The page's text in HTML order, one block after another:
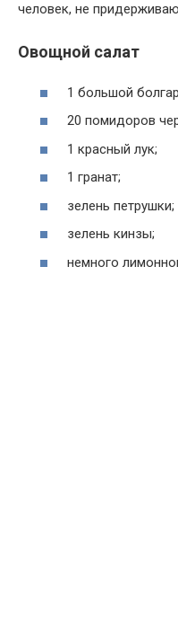
человек, не
Овощной салат
1 большой
20 помидоров
1 красный лук;
1 гранат;
зелень петрушки;
зелень кинзы;
немного